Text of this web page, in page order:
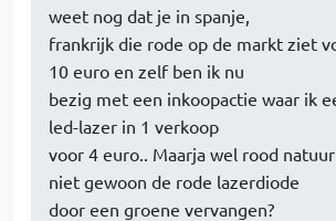
weet nog dat je in spanje,
frankrijk die rode op de markt ziet
10 euro en zelf ben ik nu
bezig met een inkoopactie waar ik
led-lazer in 1 verkoop
voor 4 euro.. Maarja wel rood
niet gewoon de rode lazerdiode
door een groene vervangen?